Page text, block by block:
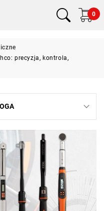
0
precyzja, kontrola,